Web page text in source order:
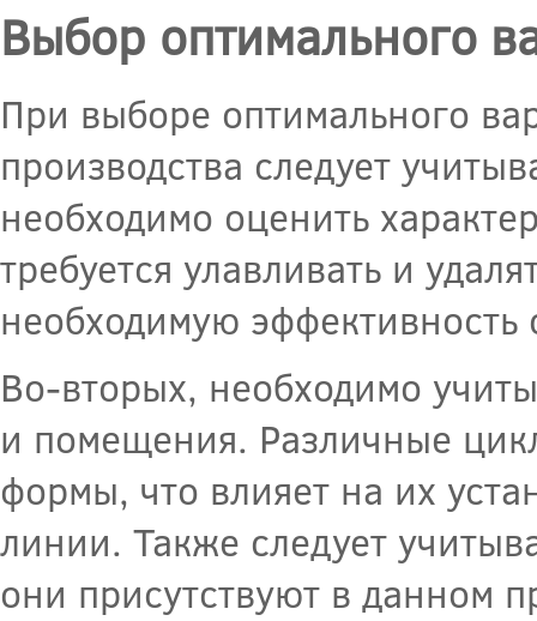
Выбор оптимального
При выборе оптимального
производства следует
необходимо оценить
требуется улавливать и
необходимую
Во-вторых, необходимо
и помещения. Различные
формы, что влияет на их
линии. Также следует
они присутствуют в данном